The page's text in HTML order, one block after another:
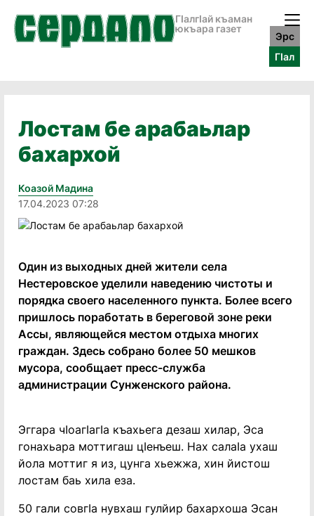
ГӀалгӀай къаман
юкъара газет
Эрс
ГӀал
Лостам бе арабаьлар
бахархой
Коазой Мадина
17.04.2023 07:28
Один из выходных дней жители села
Нестеровское уделили наведению чистоты и
порядка своего населенного пункта. Более всего
пришлось поработать в береговой зоне реки
Ассы, являющейся местом отдыха многих
граждан. Здесь собрано более 50 мешков
мусора, сообщает пресс-служба
администрации Сунженского района.
Эггара чIоагIагIа къахьега дезаш хилар, Эса
гонахьара моттигаш цIенъеш. Нах салаIа ухаш
йола моттиг я из, цунга хьежжа, хин йистош
лостам баь хила еза.
50 гали совгIа нувхаш гулйир бахархоша Эсан